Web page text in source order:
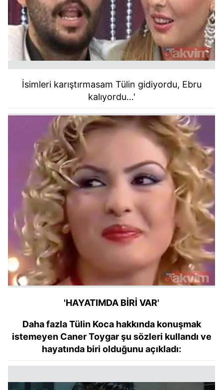
İsimleri karıştırmasam Tülin gidiyordu, Ebru
kalıyordu...'
'HAYATIMDA BİRİ VAR'
Daha fazla Tülin Koca hakkında konuşmak
istemeyen Caner Toygar şu sözleri kullandı ve
hayatında biri olduğunu açıkladı: